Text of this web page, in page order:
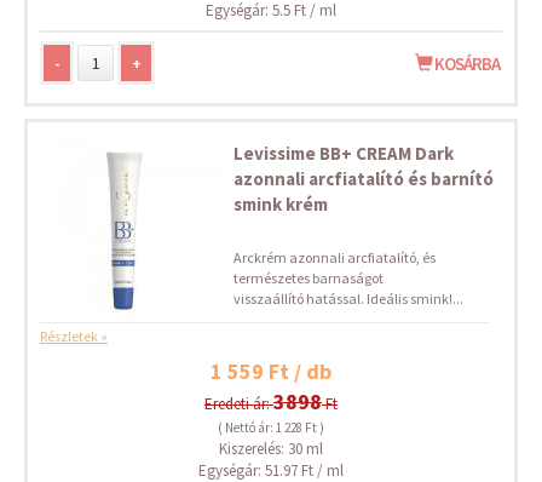
Egységár: 5.5 Ft / ml
- + KOSÁRBA
Levissime BB+ CREAM Dark
azonnali arcfiatalító és barnító
smink krém
Arckrém azonnali arcfiatalító, és
természetes barnaságot
visszaállító hatással. Ideális smink!...
Részletek »
1 559 Ft / db
Eredeti ár:3898Ft
( Nettó ár: 1 228 Ft )
Kiszerelés: 30 ml
Egységár: 51.97 Ft / ml